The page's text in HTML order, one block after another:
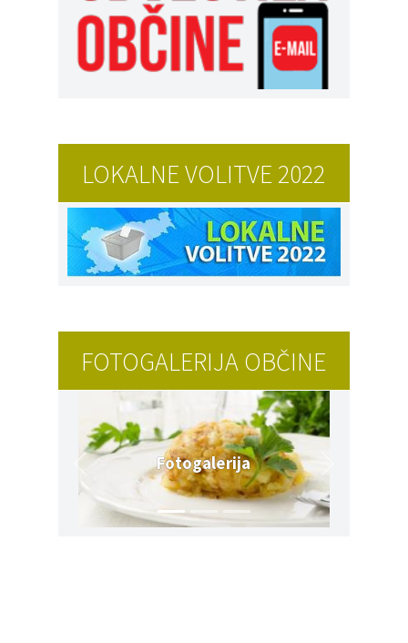
LOKALNE VOLITVE 2022
FOTOGALERIJA OBČINE
Fotogalerija